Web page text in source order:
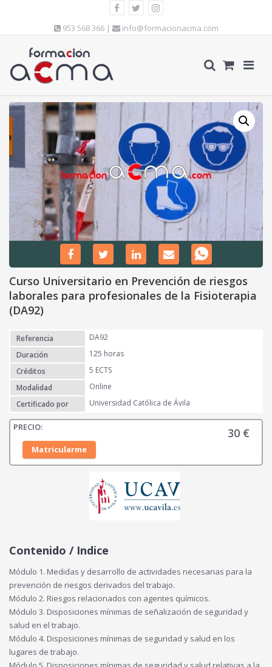
953 568 366 | info@formacionacma.com
Curso Universitario en Prevención de riesgos
laborales para profesionales de la Fisioterapia
(DA92)
Referencia
DA92
Duración
125 horas
Créditos
5 ECTS
Modalidad
Online
Certificado por
Universidad Católica de Ávila
30 €
Matricularme
Contenido / Indice
Módulo 1. Medidas y desarrollo de actividades necesarias para la
prevención de riesgos derivados del trabajo.
Módulo 2. Riesgos relacionados con agentes químicos.
Módulo 3. Disposiciones mínimas de señalización de seguridad y
salud en el trabajo.
Módulo 4. Disposiciones mínimas de seguridad y salud en los
lugares de trabajo.